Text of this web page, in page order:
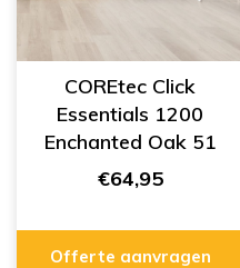
COREtec Click
Essentials 1200
Enchanted Oak 51
50 LVPE 751
€64,95
Offerte aanvragen